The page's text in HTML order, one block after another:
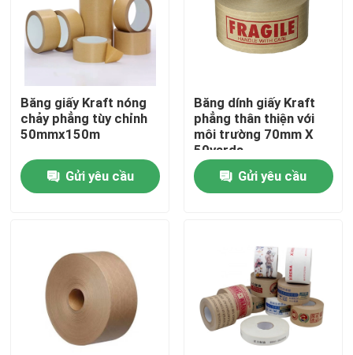
Sản phẩm
Băng dính BOPP
Băng dính PET
BOPP Tape Jumbo Roll
Băng dính sợi thủy tinh
Băng giấy Kraft nóng
chảy phẳng tùy chỉnh
50mmx150m
Gửi yêu cầu
Băng dính giấy Kraft
phẳng thân thiện với
môi trường 70mm X
50yards
Gửi yêu cầu